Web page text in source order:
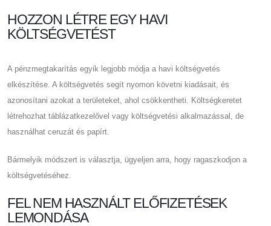
HOZZON LÉTRE EGY HAVI
KÖLTSÉGVETÉST
A pénzmegtakarítás egyik legjobb módja a havi költségvetés
elkészítése. A költségvetés segít nyomon követni kiadásait, és
azonosítani azokat a területeket, ahol csökkentheti. Költségkeretet
létrehozhat táblázatkezelővel vagy költségvetési alkalmazással, de
használhat ceruzát és papírt.
Bármelyik módszert is választja, ügyeljen arra, hogy ragaszkodjon a
költségvetéséhez.
FEL NEM HASZNÁLT ELŐFIZETÉSEK
LEMONDÁSA